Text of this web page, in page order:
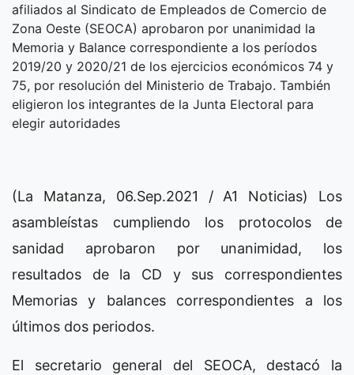
afiliados al Sindicato de Empleados de Comercio de
Zona Oeste (SEOCA) aprobaron por unanimidad la
Memoria y Balance correspondiente a los períodos
2019/20 y 2020/21 de los ejercicios económicos 74 y
75, por resolución del Ministerio de Trabajo. También
eligieron los integrantes de la Junta Electoral para
elegir autoridades
(La Matanza, 06.Sep.2021 / A1 Noticias) Los
asambleístas cumpliendo los protocolos de
sanidad aprobaron por unanimidad, los
resultados de la CD y sus correspondientes
Memorias y balances correspondientes a los
últimos dos periodos.
El secretario general del SEOCA, destacó la